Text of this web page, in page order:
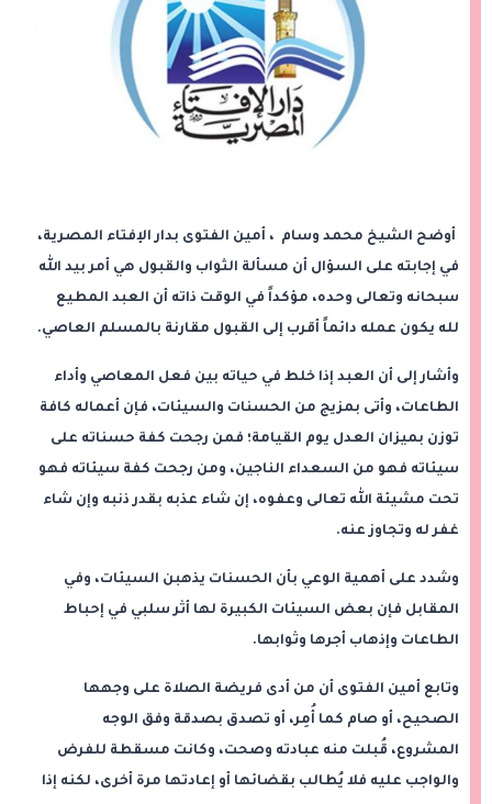
أوضح الشيخ محمد وسام ، أمين الفتوى بدار الإفتاء المصرية،
في إجابته على السؤال أن مسألة الثواب والقبول هي أمر بيد الله
سبحانه وتعالى وحده، مؤكداً في الوقت ذاته أن العبد المطيع
لله يكون عمله دائماً أقرب إلى القبول مقارنة بالمسلم العاصي.
وأشار إلى أن العبد إذا خلط في حياته بين فعل المعاصي وأداء
الطاعات، وأتى بمزيج من الحسنات والسيئات، فإن أعماله كافة
توزن بميزان العدل يوم القيامة؛ فمن رجحت كفة حسناته على
سيئاته فهو من السعداء الناجين، ومن رجحت كفة سيئاته فهو
تحت مشيئة الله تعالى وعفوه، إن شاء عذبه بقدر ذنبه وإن شاء
غفر له وتجاوز عنه.
وشدد على أهمية الوعي بأن الحسنات يذهبن السيئات، وفي
المقابل فإن بعض السيئات الكبيرة لها أثر سلبي في إحباط
الطاعات وإذهاب أجرها وثوابها.
وتابع أمين الفتوى أن من أدى فريضة الصلاة على وجهها
الصحيح، أو صام كما أُمِر، أو تصدق بصدقة وفق الوجه
المشروع، قُبلت منه عبادته وصحت، وكانت مسقطة للفرض
والواجب عليه فلا يُطالب بقضائها أو إعادتها مرة أخرى، لكنه إذا